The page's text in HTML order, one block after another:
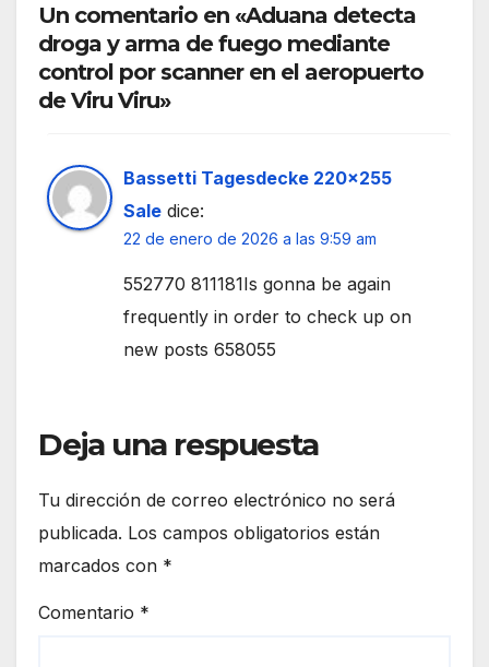
Un comentario en «Aduana detecta
droga y arma de fuego mediante
control por scanner en el aeropuerto
de Viru Viru»
Bassetti Tagesdecke 220x255
Sale dice:
22 de enero de 2026 a las 9:59 am
552770 811181Is gonna be again
frequently in order to check up on
new posts 658055
Deja una respuesta
Tu dirección de correo electrónico no será
publicada. Los campos obligatorios están
marcados con *
Comentario *